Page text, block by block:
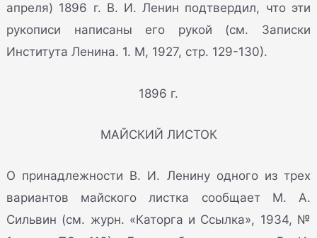
апреля) 1896 г. В. И. Ленин подтвердил, что эти
рукописи написаны его рукой (см. Записки
Института Ленина. 1. М, 1927, стр. 129-130).
1896 г.
МАЙСКИЙ ЛИСТОК
О принадлежности В. И. Ленину одного из трех
вариантов майского листка сообщает М. А.
Сильвин (см. журн. «Каторга и Ссылка», 1934, №